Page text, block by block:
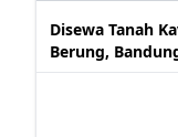
Disewa Tanah
Berung,